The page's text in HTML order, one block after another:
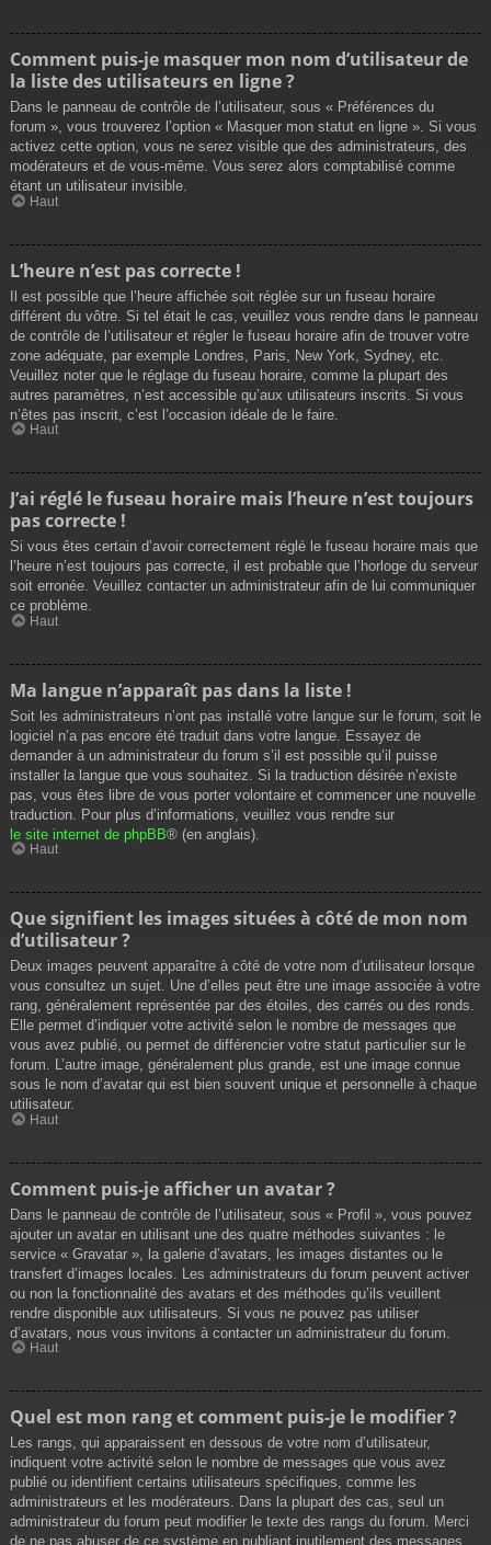
Comment puis-je masquer mon nom d’utilisateur de
la liste des utilisateurs en ligne ?
Dans le panneau de contrôle de l’utilisateur, sous « Préférences du
forum », vous trouverez l’option « Masquer mon statut en ligne ». Si vous
activez cette option, vous ne serez visible que des administrateurs, des
modérateurs et de vous-même. Vous serez alors comptabilisé comme
étant un utilisateur invisible.
Haut
L’heure n’est pas correcte !
Il est possible que l’heure affichée soit réglée sur un fuseau horaire
différent du vôtre. Si tel était le cas, veuillez vous rendre dans le panneau
de contrôle de l’utilisateur et régler le fuseau horaire afin de trouver votre
zone adéquate, par exemple Londres, Paris, New York, Sydney, etc.
Veuillez noter que le réglage du fuseau horaire, comme la plupart des
autres paramètres, n’est accessible qu’aux utilisateurs inscrits. Si vous
n’êtes pas inscrit, c’est l’occasion idéale de le faire.
Haut
J’ai réglé le fuseau horaire mais l’heure n’est toujours
pas correcte !
Si vous êtes certain d’avoir correctement réglé le fuseau horaire mais que
l’heure n’est toujours pas correcte, il est probable que l’horloge du serveur
soit erronée. Veuillez contacter un administrateur afin de lui communiquer
ce problème.
Haut
Ma langue n’apparaît pas dans la liste !
Soit les administrateurs n’ont pas installé votre langue sur le forum, soit le
logiciel n’a pas encore été traduit dans votre langue. Essayez de
demander à un administrateur du forum s’il est possible qu’il puisse
installer la langue que vous souhaitez. Si la traduction désirée n’existe
pas, vous êtes libre de vous porter volontaire et commencer une nouvelle
traduction. Pour plus d’informations, veuillez vous rendre sur
le site internet de phpBB® (en anglais).
Haut
Que signifient les images situées à côté de mon nom
d’utilisateur ?
Deux images peuvent apparaître à côté de votre nom d’utilisateur lorsque
vous consultez un sujet. Une d’elles peut être une image associée à votre
rang, généralement représentée par des étoiles, des carrés ou des ronds.
Elle permet d’indiquer votre activité selon le nombre de messages que
vous avez publié, ou permet de différencier votre statut particulier sur le
forum. L’autre image, généralement plus grande, est une image connue
sous le nom d’avatar qui est bien souvent unique et personnelle à chaque
utilisateur.
Haut
Comment puis-je afficher un avatar ?
Dans le panneau de contrôle de l’utilisateur, sous « Profil », vous pouvez
ajouter un avatar en utilisant une des quatre méthodes suivantes : le
service « Gravatar », la galerie d’avatars, les images distantes ou le
transfert d’images locales. Les administrateurs du forum peuvent activer
ou non la fonctionnalité des avatars et des méthodes qu’ils veuillent
rendre disponible aux utilisateurs. Si vous ne pouvez pas utiliser
d’avatars, nous vous invitons à contacter un administrateur du forum.
Haut
Quel est mon rang et comment puis-je le modifier ?
Les rangs, qui apparaissent en dessous de votre nom d’utilisateur,
indiquent votre activité selon le nombre de messages que vous avez
publié ou identifient certains utilisateurs spécifiques, comme les
administrateurs et les modérateurs. Dans la plupart des cas, seul un
administrateur du forum peut modifier le texte des rangs du forum. Merci
de ne pas abuser de ce système en publiant inutilement des messages